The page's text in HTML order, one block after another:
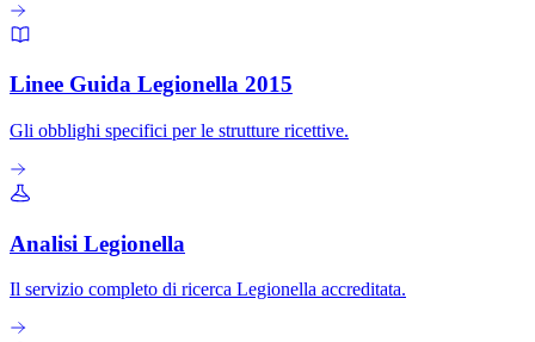
Linee Guida Legionella 2015
Gli obblighi specifici per le strutture ricettive.
Analisi Legionella
Il servizio completo di ricerca Legionella accreditata.